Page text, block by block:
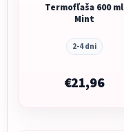
Termofľaša 600 ml
Mint
2-4 dni
€21,96